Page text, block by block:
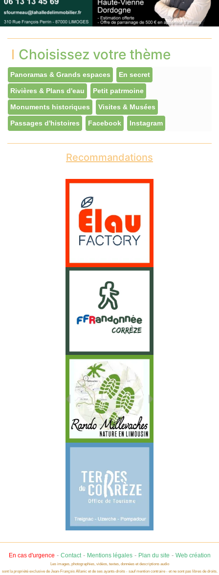
Choisissez votre thème
Panoramas & Grands espaces En secret
Rivières & Plans d'eau Petit patrmoine
Monuments historiques Visites & Musées
Passages d'histoires Facebook Instagram
Recommandations
En cas d'urgence - Contact- Mentions légales- Plan du site - Web création
Les images, photographies, vidéos, textes, données et descriptions audio
sont la propriété exclusive de Jean-François Allanic et de ses ayants-droits - sauf mention contraire - et ne sont pas libres de droits.